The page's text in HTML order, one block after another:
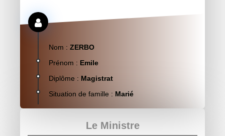
Nom : ZERBO
Prénom : Emile
Diplôme : Magistrat
Situation de famille : Marié
Le Ministre